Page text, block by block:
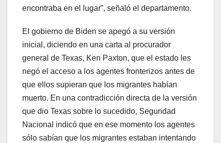
encontraba en el lugar”, señaló el departamento.
El gobierno de Biden se apegó a su versión
inicial, diciendo en una carta al procurador
general de Texas, Ken Paxton, que el estado les
negó el acceso a los agentes fronterizos antes de
que ellos supieran que los migrantes habían
muerto. En una contradicción directa de la versión
que dio Texas sobre lo sucedido, Seguridad
Nacional indicó que en ese momento los agentes
sólo sabían que los migrantes estaban intentando